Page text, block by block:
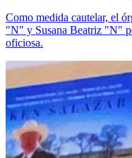
Como medida cautelar, el
"N" y Susana Beatriz "N"
oficiosa.